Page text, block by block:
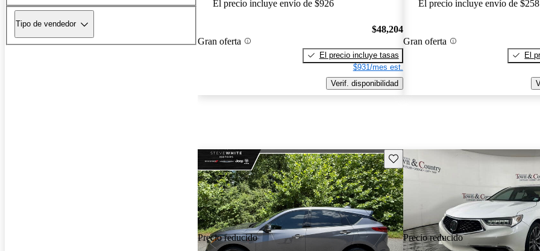
Tipo de vendedor
El precio incluye envío de $926
Gran oferta
$48,204
El precio incluye tasas
$931/mes est.
Verif. disponibilidad
El precio incluye envío de $258
Gran oferta
El
Precio reducido
Guarda este Aviso
Precio reducido